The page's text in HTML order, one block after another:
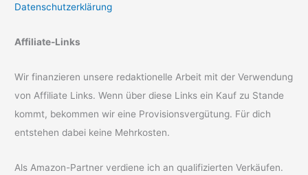
Datenschutzerklärung
Affiliate-Links
Wir finanzieren unsere redaktionelle Arbeit mit der Verwendung
von Affiliate Links. Wenn über diese Links ein Kauf zu Stande
kommt, bekommen wir eine Provisionsvergütung. Für dich
entstehen dabei keine Mehrkosten.
Als Amazon-Partner verdiene ich an qualifizierten Verkäufen.